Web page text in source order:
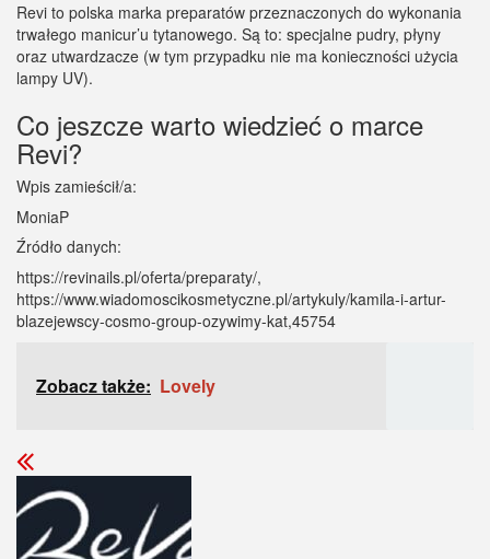
Revi to polska marka preparatów przeznaczonych do wykonania
trwałego manicur’u tytanowego. Są to: specjalne pudry, płyny
oraz utwardzacze (w tym przypadku nie ma konieczności użycia
lampy UV).
Co jeszcze warto wiedzieć o marce
Revi?
Wpis zamieścił/a:
MoniaP
Źródło danych:
https://revinails.pl/oferta/preparaty/,
https://www.wiadomoscikosmetyczne.pl/artykuly/kamila-i-artur-
blazejewscy-cosmo-group-ozywimy-kat,45754
Zobacz także: Lovely